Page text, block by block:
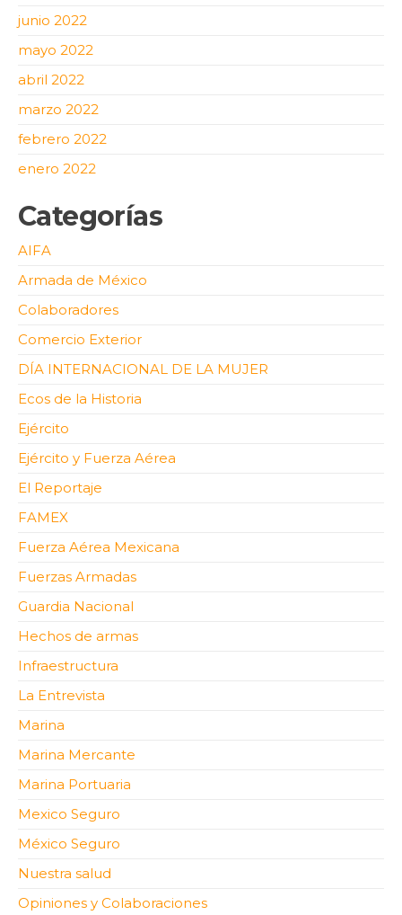
junio 2022
mayo 2022
abril 2022
marzo 2022
febrero 2022
enero 2022
Categorías
AIFA
Armada de México
Colaboradores
Comercio Exterior
DÍA INTERNACIONAL DE LA MUJER
Ecos de la Historia
Ejército
Ejército y Fuerza Aérea
El Reportaje
FAMEX
Fuerza Aérea Mexicana
Fuerzas Armadas
Guardia Nacional
Hechos de armas
Infraestructura
La Entrevista
Marina
Marina Mercante
Marina Portuaria
Mexico Seguro
México Seguro
Nuestra salud
Opiniones y Colaboraciones